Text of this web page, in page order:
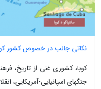
نکاتی جالب در خصوص کشور
کوبا، کشوری غنی از تاریخ،